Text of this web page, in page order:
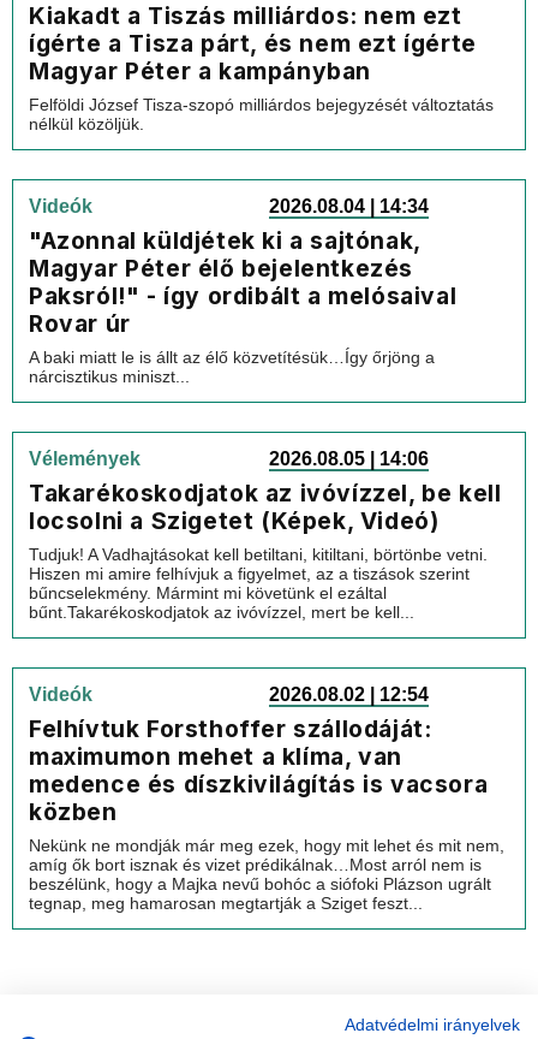
Kiakadt a Tiszás milliárdos: nem ezt
ígérte a Tisza párt, és nem ezt ígérte
Magyar Péter a kampányban
Felföldi József Tisza-szopó milliárdos bejegyzését változtatás
nélkül közöljük.
Videók 2026.08.04 | 14:34
"Azonnal küldjétek ki a sajtónak,
Magyar Péter élő bejelentkezés
Paksról!" - így ordibált a melósaival
Rovar úr
A baki miatt le is állt az élő közvetítésük…Így őrjöng a
nárcisztikus miniszt...
Vélemények 2026.08.05 | 14:06
Takarékoskodjatok az ivóvízzel, be kell
locsolni a Szigetet (Képek, Videó)
Tudjuk! A Vadhajtásokat kell betiltani, kitiltani, börtönbe vetni.
Hiszen mi amire felhívjuk a figyelmet, az a tiszások szerint
bűncselekmény. Mármint mi követünk el ezáltal
bűnt.Takarékoskodjatok az ivóvízzel, mert be kell...
Videók 2026.08.02 | 12:54
Felhívtuk Forsthoffer szállodáját:
maximumon mehet a klíma, van
medence és díszkivilágítás is vacsora
közben
Nekünk ne mondják már meg ezek, hogy mit lehet és mit nem,
amíg ők bort isznak és vizet prédikálnak…Most arról nem is
beszélünk, hogy a Majka nevű bohóc a siófoki Plázson ugrált
tegnap, meg hamarosan megtartják a Sziget feszt...
Adatvédelmi irányelvek